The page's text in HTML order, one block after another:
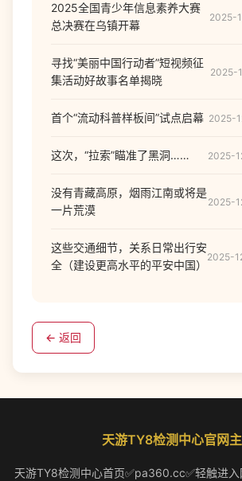
2025全国青少年信息素养大赛
总决赛在乌镇开幕
2025-
寻找“美丽中国行动者”短视频征
集活动好故事名单揭晓
2025-
首个“流动科普样板间”试点启幕 2025-
这次，“拉索”瞄准了黑洞…… 2025-
没有青藏高原，烟雨江南或将是
一片荒漠
2025-
这些交通细节，关系日常出行安
全（建设更高水平的平安中国）
2025-
← 返回
天游TY8检测中心官网
天游TY8检测中心首页✅pa360.cc✅轻触进